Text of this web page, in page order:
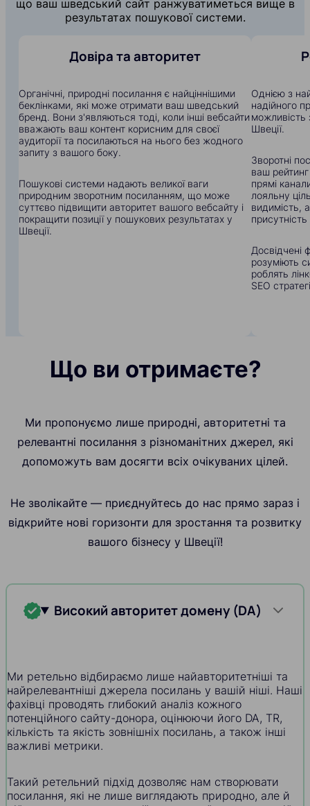
що ваш шведський сайт ранжуватиметься вище в
результатах пошукової системи.
Довіра та авторитет
Органічні, природні посилання є найціннішими
беклінками, які може отримати ваш шведський
бренд. Вони з'являються тоді, коли інші вебсайти
вважають ваш контент корисним для своєї
аудиторії та посилаються на нього без жодного
запиту з вашого боку.
Пошукові системи надають великої ваги
природним зворотним посиланням, що може
суттєво підвищити авторитет вашого вебсайту і
покращити позиції у пошукових результатах у
Швеції.
Однією з
надійного
можливість
Швеції.
Зворотні
ваш
прямі
лояльну
видимість,
Досвідчені
розуміють
роблять
SEO
Що ви отримаєте?
Ми пропонуємо лише природні, авторитетні та
релевантні посилання з різноманітних джерел, які
допоможуть вам досягти всіх очікуваних цілей.
Не зволікайте — приєднуйтесь до нас прямо зараз і
відкрийте нові горизонти для зростання та розвитку
вашого бізнесу у Швеції!
Високий авторитет домену (DA)
Ми ретельно відбираємо лише найавторитетніші та
найрелевантніші джерела посилань у вашій ніші. Наші
фахівці проводять глибокий аналіз кожного
потенційного сайту-донора, оцінюючи його DA, TR,
кількість та якість зовнішніх посилань, а також інші
важливі метрики.
Такий ретельний підхід дозволяє нам створювати
посилання, які не лише виглядають природно, але й